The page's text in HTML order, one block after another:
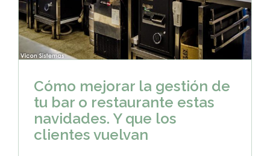
Cómo mejorar la gestión de
tu bar o restaurante estas
navidades. Y que los
clientes vuelvan